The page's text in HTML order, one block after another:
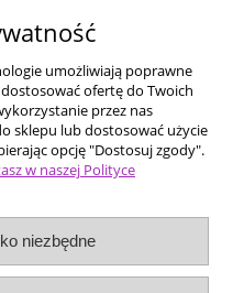
zakupów
umożliwiają poprawne
ofertę do Twoich
przez nas
sklepu lub dostosować użycie
opcję "Dostosuj zgody".
w naszej Polityce
niezbędne